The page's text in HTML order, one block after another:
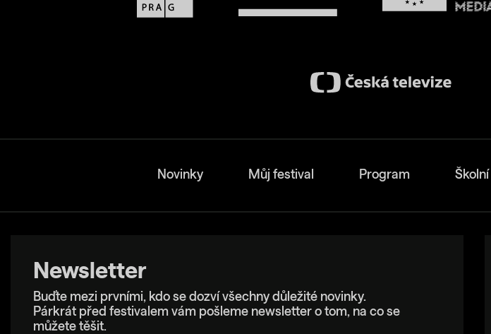
Novinky Můj festival Program
Newsletter
Buďte mezi prvními, kdo se dozví všechny důležité novinky.
Párkrát před festivalem vám pošleme newsletter o tom, na co se
můžete těšit.